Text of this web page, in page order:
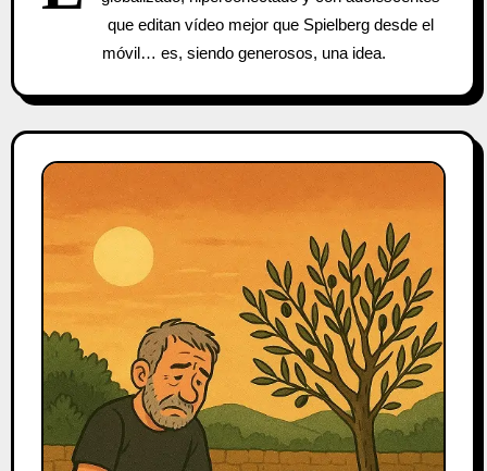
que editan vídeo mejor que Spielberg desde el
móvil… es, siendo generosos, una idea.